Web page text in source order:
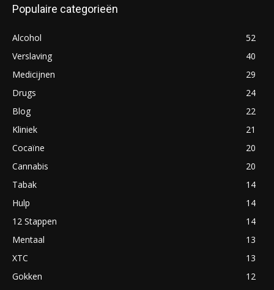
Populaire categorieën
Alcohol
52
Verslaving
40
Medicijnen
29
Drugs
24
Blog
22
Kliniek
21
Cocaïne
20
Cannabis
20
Tabak
14
Hulp
14
12 Stappen
14
Mentaal
13
XTC
13
Gokken
12